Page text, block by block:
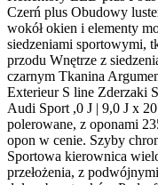
Czerń plus Obudowy
wokół okien i elementy
siedzeniami sportowymi,
przodu Wnętrze z
czarnym Tkanina
Exterieur S line Zderzaki
Audi Sport ,0 J | 9,0 J x
polerowane, z oponami
opon w cenie. Szyby
Sportowa kierownica
przełożenia, z